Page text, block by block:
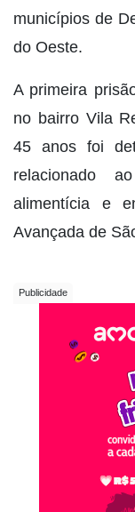
municípios de
do Oeste.
A primeira
no bairro Vila
45 anos foi
relacionado
alimentícia e
Avançada de